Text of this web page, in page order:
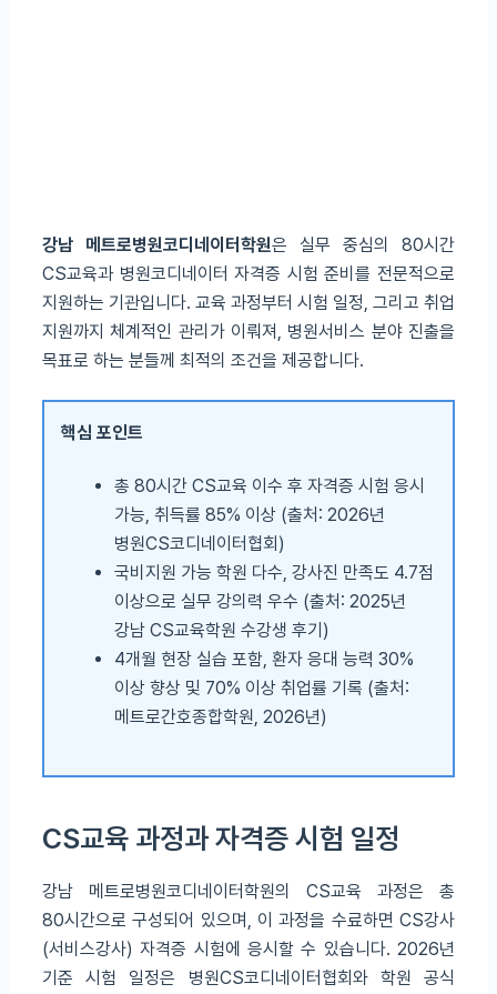
강남 메트로병원코디네이터학원은 실무 중심의 80시간
CS교육과 병원코디네이터 자격증 시험 준비를 전문적으로
지원하는 기관입니다. 교육 과정부터 시험 일정, 그리고 취업
지원까지 체계적인 관리가 이뤄져, 병원서비스 분야 진출을
목표로 하는 분들께 최적의 조건을 제공합니다.
핵심 포인트
총 80시간 CS교육 이수 후 자격증 시험 응시
가능, 취득률 85% 이상 (출처: 2026년
병원CS코디네이터협회)
국비지원 가능 학원 다수, 강사진 만족도 4.7점
이상으로 실무 강의력 우수 (출처: 2025년
강남 CS교육학원 수강생 후기)
4개월 현장 실습 포함, 환자 응대 능력 30%
이상 향상 및 70% 이상 취업률 기록 (출처:
메트로간호종합학원, 2026년)
CS교육 과정과 자격증 시험 일정
강남 메트로병원코디네이터학원의 CS교육 과정은 총
80시간으로 구성되어 있으며, 이 과정을 수료하면 CS강사
(서비스강사) 자격증 시험에 응시할 수 있습니다. 2026년
기준 시험 일정은 병원CS코디네이터협회와 학원 공식